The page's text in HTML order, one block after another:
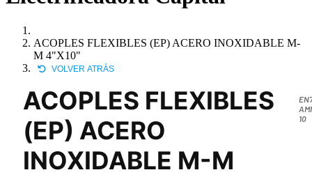
ACOPLES FLEXIBLES (EP) ACERO INOXIDABLE M-
M 4"X10"
VOLVER ATRÁS
ACOPLES FLEXIBLES
(EP) ACERO
INOXIDABLE M-M
10